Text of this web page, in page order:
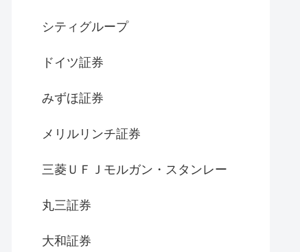
シティグループ
ドイツ証券
みずほ証券
メリルリンチ証券
三菱ＵＦＪモルガン・スタンレー
丸三証券
大和証券